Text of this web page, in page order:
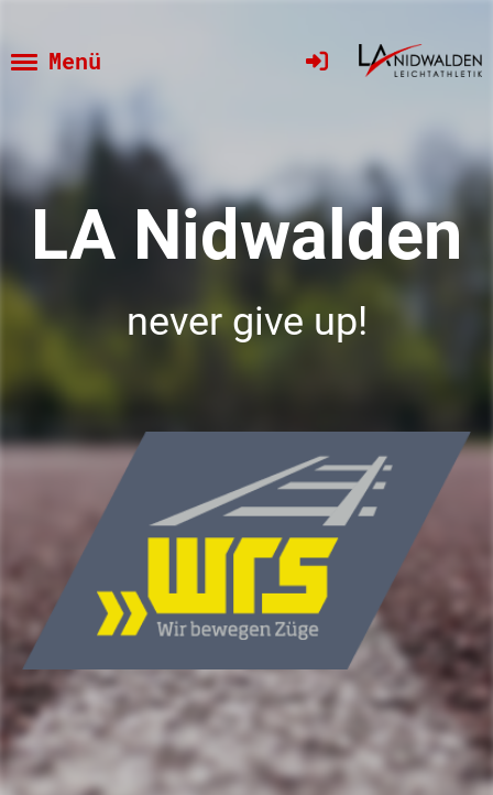
Menü
LA Nidwalden
never give up!